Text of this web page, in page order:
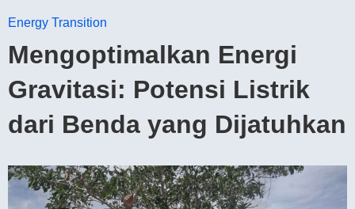
Energy Transition
Mengoptimalkan Energi
Gravitasi: Potensi Listrik
dari Benda yang Dijatuhkan